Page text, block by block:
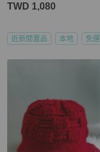
TWD 1,080
近新閒置品 本地 免運